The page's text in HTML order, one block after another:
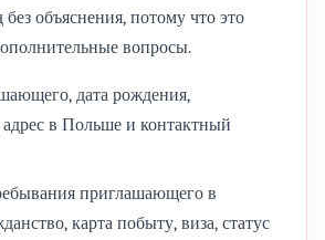
объяснения, потому что это
вопросы.
дата рождения,
адрес в Польше и контактный
приглашающего в
карта побыту, виза, статус